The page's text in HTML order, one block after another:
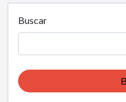
Buscar